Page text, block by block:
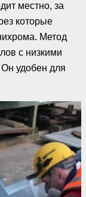
местно, за
которые
Метод
с низкими
удобен для